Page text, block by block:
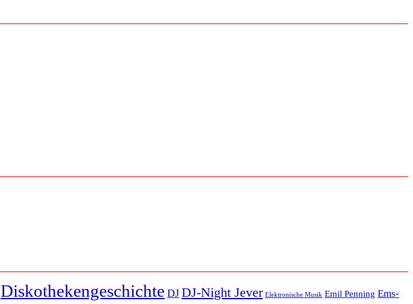
Diskothekengeschichte DJ DJ-Night Jever Elektronische Musik Emil Penning Ems-